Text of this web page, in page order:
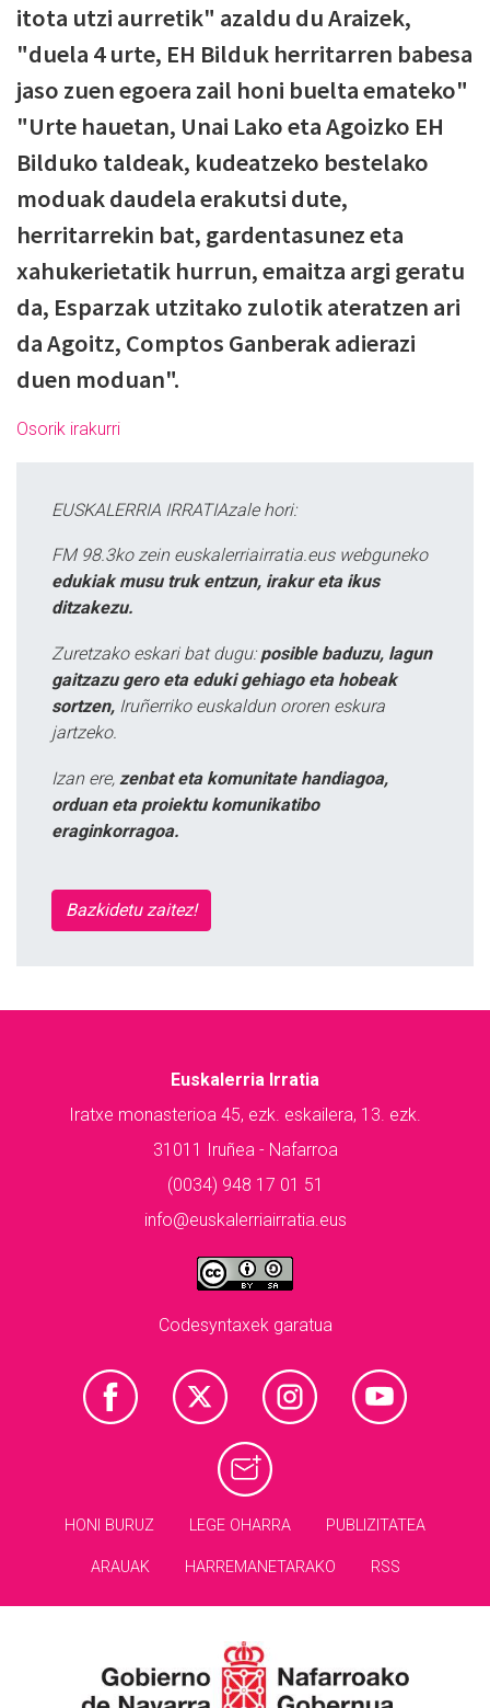
itota utzi aurretik" azaldu du Araizek,
"duela 4 urte, EH Bilduk herritarren babesa
jaso zuen egoera zail honi buelta emateko"
"Urte hauetan, Unai Lako eta Agoizko EH
Bilduko taldeak, kudeatzeko bestelako
moduak daudela erakutsi dute,
herritarrekin bat, gardentasunez eta
xahukerietatik hurrun, emaitza argi geratu
da, Esparzak utzitako zulotik ateratzen ari
da Agoitz, Comptos Ganberak adierazi
duen moduan".
Osorik irakurri
EUSKALERRIA IRRATIAzale hori:
FM 98.3ko zein euskalerriairratia.eus webguneko
edukiak musu truk entzun, irakur eta ikus
ditzakezu.
Zuretzako eskari bat dugu: posible baduzu, lagun
gaitzazu gero eta eduki gehiago eta hobeak
sortzen, Iruñerriko euskaldun ororen eskura
jartzeko.
Izan ere, zenbat eta komunitate handiagoa,
orduan eta proiektu komunikatibo
eraginkorragoa.
Bazkidetu zaitez!
Euskalerria Irratia
Iratxe monasterioa 45, ezk. eskailera, 13. ezk.
31011 Iruñea - Nafarroa
(0034) 948 17 01 51
info@euskalerriairratia.eus
Codesyntaxek garatua
HONI BURUZ LEGE OHARRA PUBLIZITATEA
ARAUAK HARREMANETARAKO RSS